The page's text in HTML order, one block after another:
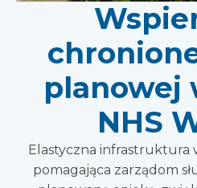
planowej
NHS
Elastyczna infrastruktura
pomagająca zarządom